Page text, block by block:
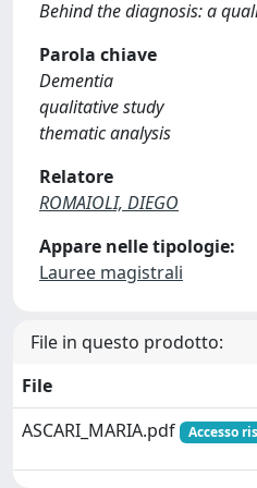
Behind the diagnosis: a
Parola chiave
Dementia
qualitative study
thematic analysis
Relatore
ROMAIOLI, DIEGO
Appare nelle tipologie:
Lauree magistrali
File in questo prodotto:
File
ASCARI_MARIA.pdf
Accesso